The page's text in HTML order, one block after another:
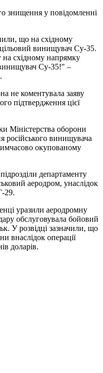
знищення у повідомленні
що на східному
винищувач Cу-35.
східному напрямку
Cу-35!" –
не коментувала заяву
підтвердження цієї
Міністерства оборони
російського винищувача
окупованому
департаменту
аеродром, унаслідок
29.
уразили аеродромну
обслуговувала бойовий
У розвідці зазначили, що
внаслідок операції
доларів.